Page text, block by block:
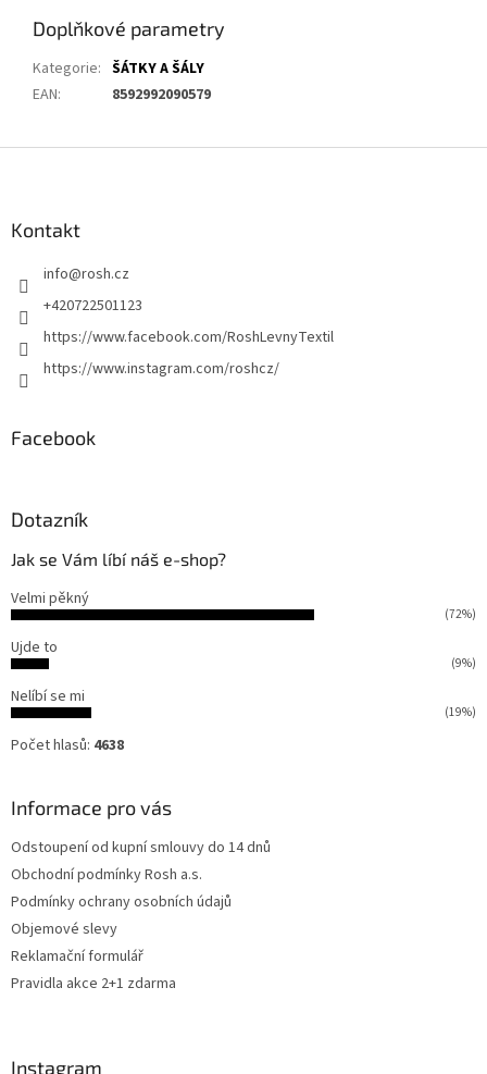
Doplňkové parametry
Kategorie: ŠÁTKY A ŠÁLY
EAN: 8592992090579
Kontakt
info@rosh.cz
+420722501123
https://www.facebook.com/RoshLevnyTextil
https://www.instagram.com/roshcz/
Facebook
Dotazník
Jak se Vám líbí náš e-shop?
Velmi pěkný
(72%)
Ujde to
(9%)
Nelíbí se mi
(19%)
Počet hlasů: 4638
Informace pro vás
Odstoupení od kupní smlouvy do 14 dnů
Obchodní podmínky Rosh a.s.
Podmínky ochrany osobních údajů
Objemové slevy
Reklamační formulář
Pravidla akce 2+1 zdarma
Instagram